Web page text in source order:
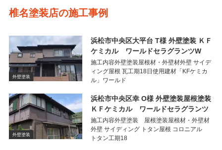
椎名塗装店の施工事例
外壁塗装
浜松市中央区大平台 T様 外壁塗装 ＫＦ
ケミカル ワールドセラグランツW
施工内容外壁塗装屋根材・外壁材外壁 サイデ
ィング屋根 瓦工期18日使用建材「KFケミカ
ル」ワールド
外壁塗装
浜松市中央区幸 O様 外壁塗装屋根塗装
ＫＦケミカル ワールドセラグランツ
施工内容外壁塗装 屋根塗装屋根材・外壁材
外壁 サイディング トタン屋根 コロニアル
トタン工期18